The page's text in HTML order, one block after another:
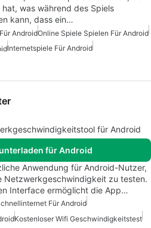
was während des Spiels
kann, dass ein…
AndroidOnline Spiele Spielen Für Android
Internetspiele Für Android
für Android
für Android
Anwendung für Android-Nutzer,
Netzwerkgeschwindigkeit zu testen.
Interface ermöglicht die App…
Für Android
Kostenloser Wifi Geschwindigkeitstest